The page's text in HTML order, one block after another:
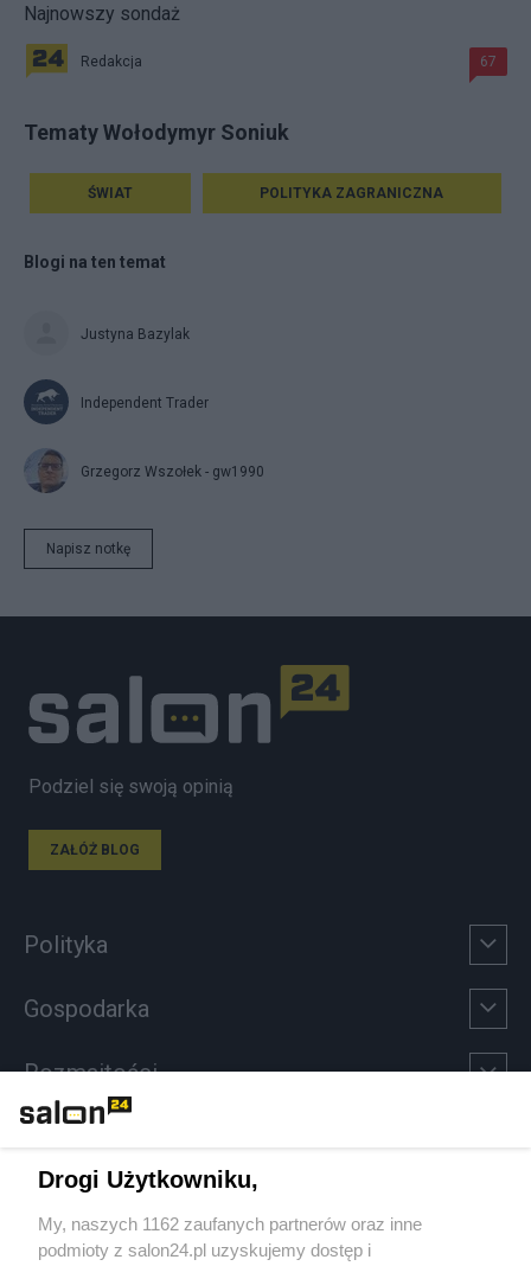
Najnowszy sondaż
Redakcja 67
Tematy Wołodymyr Soniuk
ŚWIAT POLITYKA ZAGRANICZNA
Blogi na ten temat
Justyna Bazylak
Independent Trader
Grzegorz Wszołek - gw1990
Napisz notkę
Podziel się swoją opinią
ZAŁÓŻ BLOG
Polityka
Gospodarka
Rozmaitości
Sport
Drogi Użytkowniku,
My, naszych 1162 zaufanych partnerów oraz inne
podmioty z salon24.pl uzyskujemy dostęp i